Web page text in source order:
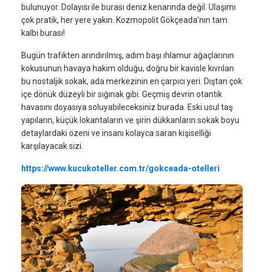
bulunuyor. Dolayısı ile burası deniz kenarında değil. Ulaşımı
çok pratik, her yere yakın. Kozmopolit Gökçeada’nın tam
kalbi burası!
Bugün trafikten arındırılmış, adım başı ıhlamur ağaçlarının
kokusunun havaya hakim olduğu, doğru bir kavisle kıvrılan
bu nostaljik sokak, ada merkezinin en çarpıcı yeri. Dıştan çok
içe dönük düzeyli bir sığınak gibi. Geçmiş devrin otantik
havasını doyasıya soluyabileceksiniz burada. Eski usul taş
yapıların, küçük lokantaların ve şirin dükkanların sokak boyu
detaylardaki özeni ve insanı kolayca saran kişiselliği
karşılayacak sizi.
https://www.kucukoteller.com.tr/gokceada-otelleri